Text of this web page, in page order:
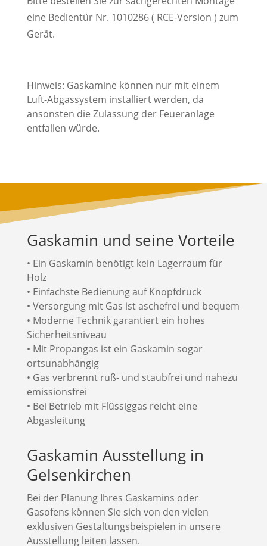
eine Bedientür Nr. 1010286 ( RCE-Version ) zum
Gerät.
Hinweis: Gaskamine können nur mit einem
Luft-Abgassystem installiert werden, da
ansonsten die Zulassung der Feueranlage
entfallen würde.
Gaskamin und seine Vorteile
• Ein Gaskamin benötigt kein Lagerraum für
Holz
• Einfachste Bedienung auf Knopfdruck
• Versorgung mit Gas ist aschefrei und bequem
• Moderne Technik garantiert ein hohes
Sicherheitsniveau
• Mit Propangas ist ein Gaskamin sogar
ortsunabhängig
• Gas verbrennt ruß- und staubfrei und nahezu
emissionsfrei
• Bei Betrieb mit Flüssiggas reicht eine
Abgasleitung
Gaskamin Ausstellung in
Gelsenkirchen
Bei der Planung Ihres Gaskamins oder
Gasofens können Sie sich von den vielen
exklusiven Gestaltungsbeispielen in unsere
Ausstellung leiten lassen.